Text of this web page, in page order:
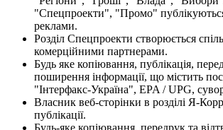
"Спецпроекти", "Промо"
реклами.
Розділ Спецпроекти створюється
комерційними партнерами.
Будь яке копіювання, публікація,
поширення інформації, що містить
"Інтерфакс-Україна", EPA / UPG,
Власник веб-сторінки в розділі Я-
публікації.
Будь-яке копіювання, передрук та